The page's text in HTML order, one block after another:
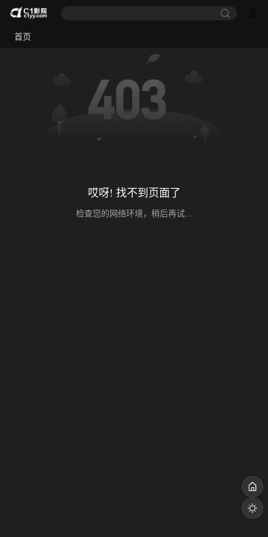
首页
哎呀! 找不到页面了
检查您的网络环境，稍后再试...